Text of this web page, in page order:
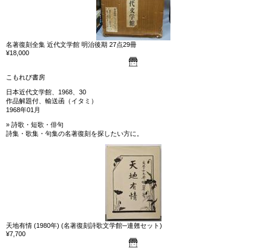
名著復刻全集 近代文学館 明治後期 27点29冊
¥18,000
こもれび書房
日本近代文学館、1968、30
作品解題付、輸送函（イタミ）
1968年01月
» 詩歌・短歌・俳句
詩集・歌集・句集の名著復刻を探したい方に。
天地有情 (1980年) (名著復刻詩歌文学館─連翹セット)
¥7,700